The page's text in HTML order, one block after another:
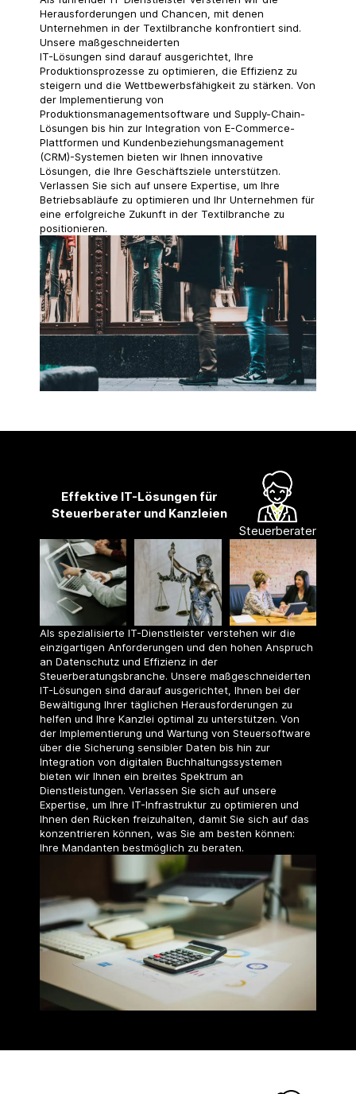
Herausforderungen und Chancen, mit denen
Unternehmen in der Textilbranche konfrontiert sind.
Unsere maßgeschneiderten
IT-Lösungen sind darauf ausgerichtet, Ihre
Produktionsprozesse zu optimieren, die Effizienz zu
steigern und die Wettbewerbsfähigkeit zu stärken. Von
der Implementierung von
Produktionsmanagementsoftware und Supply-Chain-
Lösungen bis hin zur Integration von E-Commerce-
Plattformen und Kundenbeziehungsmanagement
(CRM)-Systemen bieten wir Ihnen innovative
Lösungen, die Ihre Geschäftsziele unterstützen.
Verlassen Sie sich auf unsere Expertise, um Ihre
Betriebsabläufe zu optimieren und Ihr Unternehmen für
eine erfolgreiche Zukunft in der Textilbranche zu
positionieren.
Effektive IT-Lösungen für
Steuerberater und Kanzleien
Steuerberater
Als spezialisierte IT-Dienstleister verstehen wir die
einzigartigen Anforderungen und den hohen Anspruch
an Datenschutz und Effizienz in der
Steuerberatungsbranche. Unsere maßgeschneiderten
IT-Lösungen sind darauf ausgerichtet, Ihnen bei der
Bewältigung Ihrer täglichen Herausforderungen zu
helfen und Ihre Kanzlei optimal zu unterstützen. Von
der Implementierung und Wartung von Steuersoftware
über die Sicherung sensibler Daten bis hin zur
Integration von digitalen Buchhaltungssystemen
bieten wir Ihnen ein breites Spektrum an
Dienstleistungen. Verlassen Sie sich auf unsere
Expertise, um Ihre IT-Infrastruktur zu optimieren und
Ihnen den Rücken freizuhalten, damit Sie sich auf das
konzentrieren können, was Sie am besten können:
Ihre Mandanten bestmöglich zu beraten.